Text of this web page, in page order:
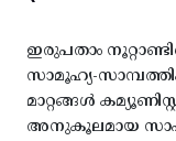
ഇരുപതാം
സാമൂഹ്യ-
മാറ്റങ്ങൾ
അനുകൂലമായ